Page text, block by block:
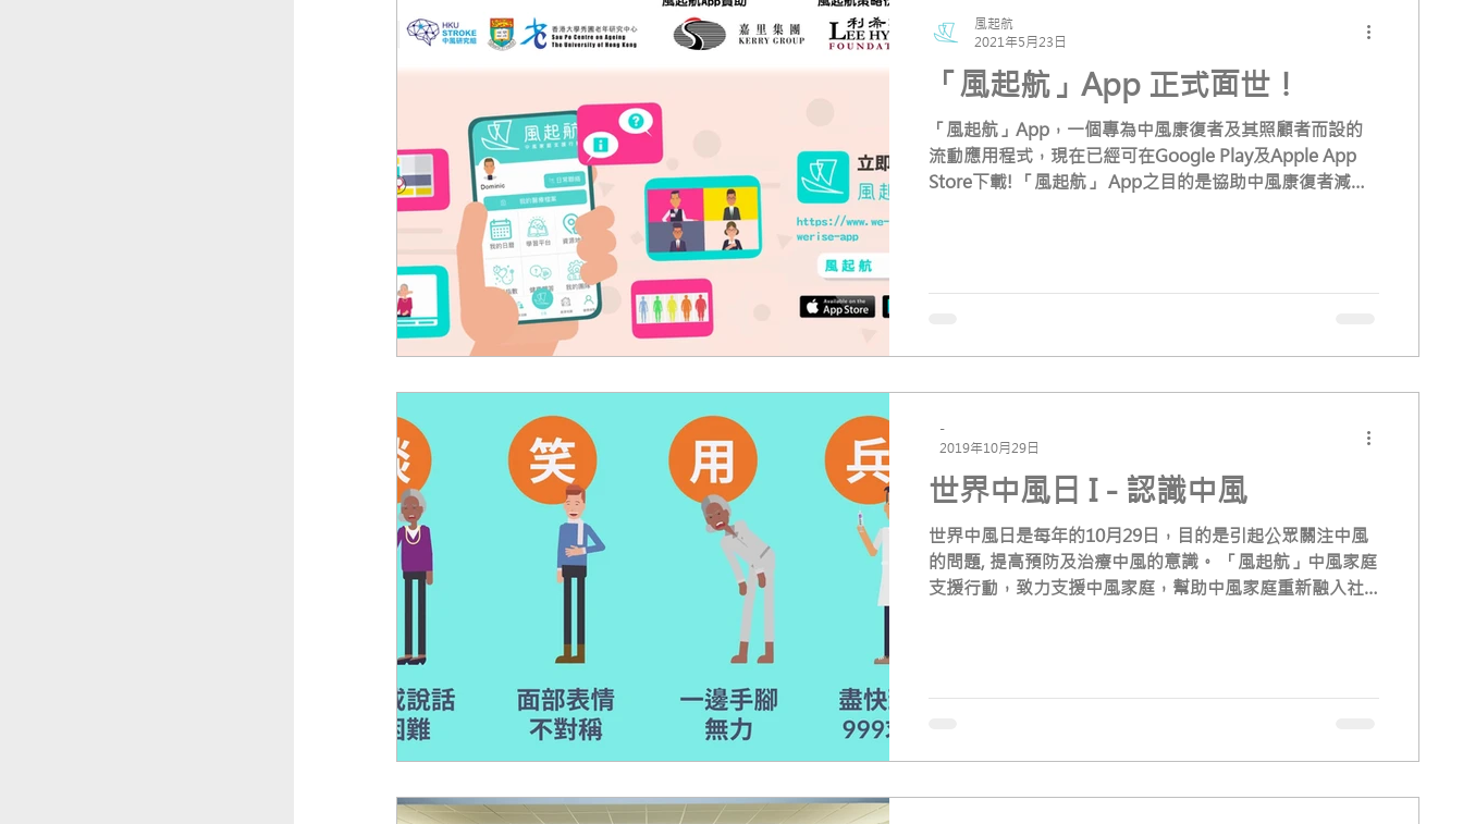
「風起航」App 正式面世！
「風起航」App，一個專為中風康復者及其照顧者而設的
流動應用程式，現在已經可在Google Play及Apple App
Store下載! 「風起航」 App之目的是協助中風康復者減低
風起航
2021年5月23日
世界中風日 I - 認識中風
世界中風日是每年的10月29日，目的是引起公眾關注中風
的問題, 提高預防及治療中風的意識。 「風起航」中風家庭
支援行動，致力支援中風家庭，幫助中風家庭重新融入社
-
2019年10月29日